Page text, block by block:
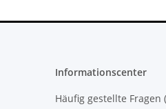
Informationscenter
Häufig gestellte Fragen